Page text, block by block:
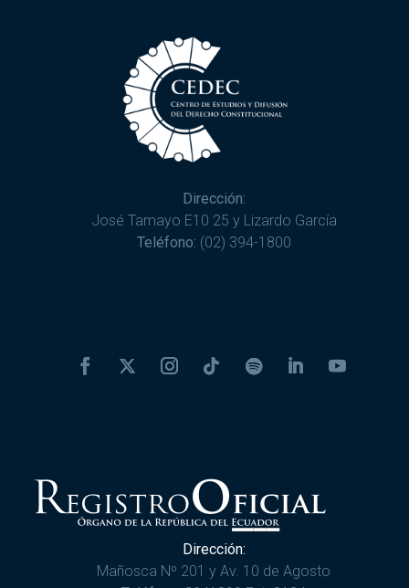
Dirección:
José Tamayo E10 25 y Lizardo García
Teléfono: (02) 394-1800
Dirección:
Mañosca Nº 201 y Av. 10 de Agosto